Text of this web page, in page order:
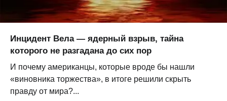
Инцидент Вела — ядерный взрыв, тайна
которого не разгадана до сих пор
И почему американцы, которые вроде бы нашли
«виновника торжества», в итоге решили скрыть
правду от мира?...